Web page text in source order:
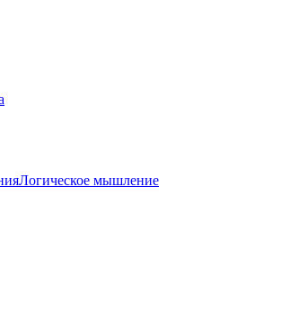
Логическое мышление